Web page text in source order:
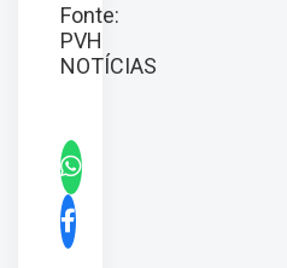
Fonte:
PVH
NOTÍCIAS